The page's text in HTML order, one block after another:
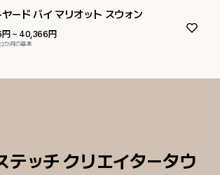
ード バイ マリオット スウォン
~ 40,366円
か月の基準
テッチ クリエイタータウ